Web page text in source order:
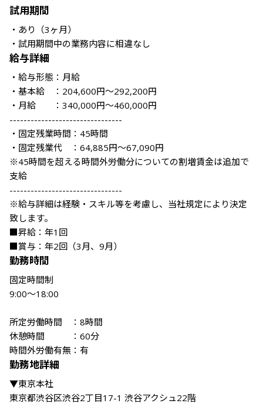
試用期間
・あり（3ヶ月）
・試用期間中の業務内容に相違なし
給与詳細
・給与形態：月給
・基本給　：204,600円～292,200円
・月給　　：340,000円～460,000円
--------------------------------
・固定残業時間：45時間
・固定残業代　：64,885円～67,090円
※45時間を超える時間外労働分についての割増賃金は追加で
支給
--------------------------------
※給与詳細は経験・スキル等を考慮し、当社規定により決定
致します。
■昇給：年1回
■賞与：年2回（3月、9月）
勤務時間
固定時間制
9:00～18:00
所定労働時間　：8時間
休憩時間　　　：60分
時間外労働有無：有
勤務地詳細
▼東京本社
東京都渋谷区渋谷2丁目17-1 渋谷アクシュ22階